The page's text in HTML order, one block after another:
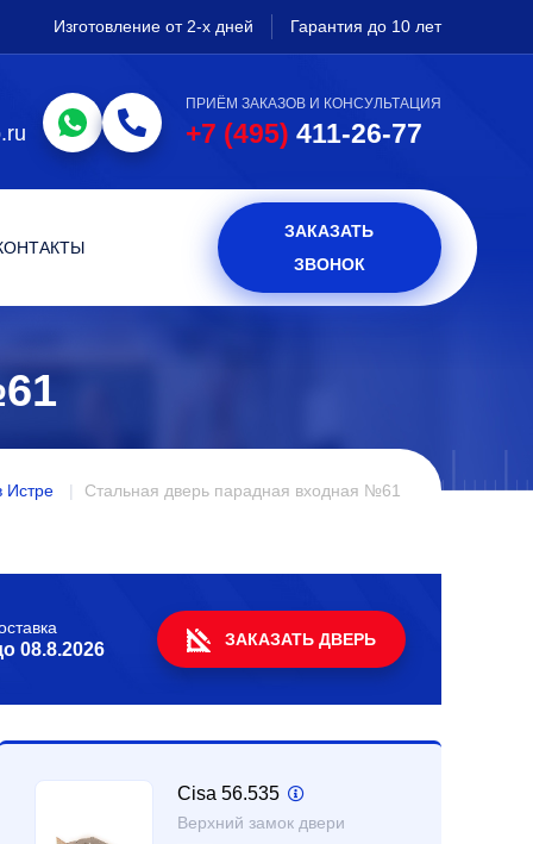
Изготовление от 2-х дней Гарантия до 10 лет
ПРИЁМ ЗАКАЗОВ И КОНСУЛЬТАЦИЯ
+7 (495) 411-26-77
ЗАКАЗАТЬ
ЗВОНОК
Истре Стальная дверь парадная входная №61
08.8.2026 ЗАКАЗАТЬ ДВЕРЬ
Cisa 56.535
Верхний замок двери